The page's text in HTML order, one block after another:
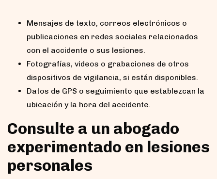
Mensajes de texto, correos electrónicos o
publicaciones en redes sociales relacionados
con el accidente o sus lesiones.
Fotografías, videos o grabaciones de otros
dispositivos de vigilancia, si están disponibles.
Datos de GPS o seguimiento que establezcan la
ubicación y la hora del accidente.
Consulte a un abogado
experimentado en lesiones
personales